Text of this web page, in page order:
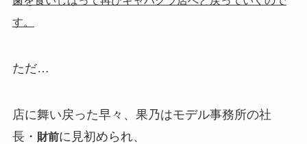
す。
ただ…
店に舞い戻った早々、果乃はモデル事務所の社
長・ 財前に見初められ、